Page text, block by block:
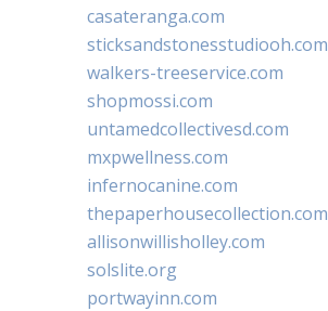
casateranga.com
sticksandstonesstudiooh.com
walkers-treeservice.com
shopmossi.com
untamedcollectivesd.com
mxpwellness.com
infernocanine.com
thepaperhousecollection.com
allisonwillisholley.com
solslite.org
portwayinn.com